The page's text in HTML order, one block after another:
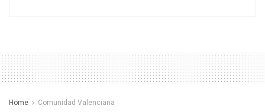
Home Comunidad Valenciana